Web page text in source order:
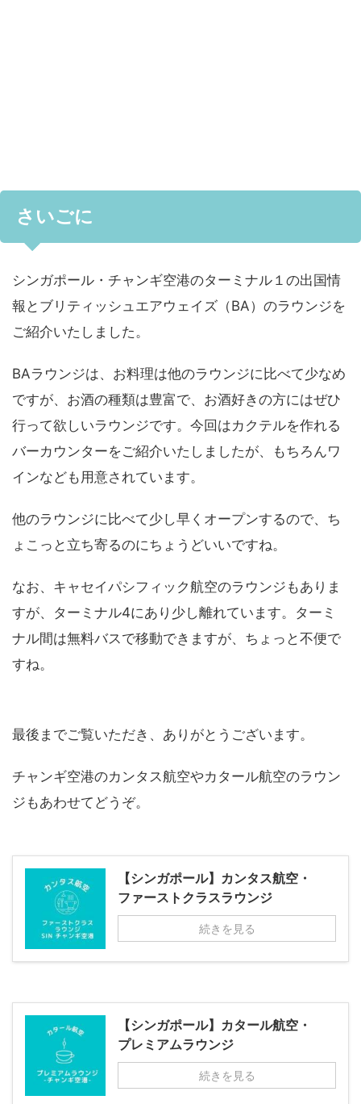
さいごに
シンガポール・チャンギ空港のターミナル１の出国情
報とブリティッシュエアウェイズ（BA）のラウンジを
ご紹介いたしました。
BAラウンジは、お料理は他のラウンジに比べて少なめ
ですが、お酒の種類は豊富で、お酒好きの方にはぜひ
行って欲しいラウンジです。今回はカクテルを作れる
バーカウンターをご紹介いたしましたが、もちろんワ
インなども用意されています。
他のラウンジに比べて少し早くオープンするので、ち
ょこっと立ち寄るのにちょうどいいですね。
なお、キャセイパシフィック航空のラウンジもありま
すが、ターミナル4にあり少し離れています。ターミ
ナル間は無料バスで移動できますが、ちょっと不便で
すね。
最後までご覧いただき、ありがとうございます。
チャンギ空港のカンタス航空やカタール航空のラウン
ジもあわせてどうぞ。
【シンガポール】カンタス航空・
ファーストクラスラウンジ
続きを見る
【シンガポール】カタール航空・
プレミアムラウンジ
続きを見る